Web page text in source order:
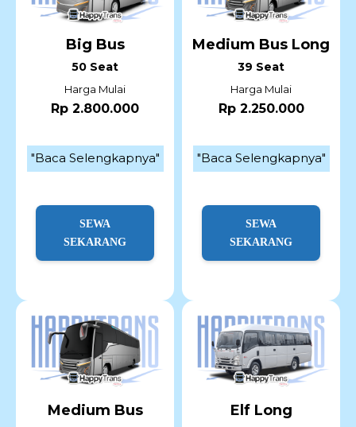
Big Bus
50 Seat
Harga Mulai
Rp 2.800.000
"Baca Selengkapnya"
SEWA
SEKARANG
Medium Bus Long
39 Seat
Harga Mulai
Rp 2.250.000
"Baca Selengkapnya"
SEWA
SEKARANG
Medium Bus Elf Long